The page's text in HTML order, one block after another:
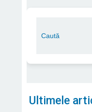
Ultimele